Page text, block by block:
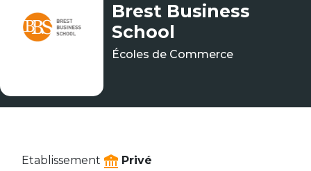
Brest Business
School
Écoles de Commerce
Etablissement
Privé